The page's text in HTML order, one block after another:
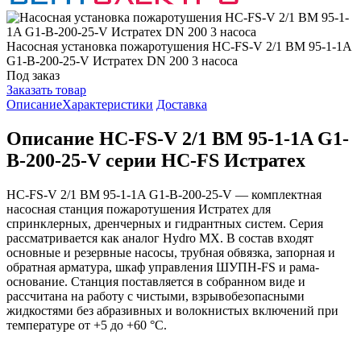
Насосная установка пожаротушения HC-FS-V 2/1 BM 95-1-1A
G1-B-200-25-V Истратех DN 200 3 насоса
Под заказ
Заказать товар
ОписаниеХарактеристики Доставка
Описание HC-FS-V 2/1 BM 95-1-1A G1-
B-200-25-V серии HC-FS Истратех
HC-FS-V 2/1 BM 95-1-1A G1-B-200-25-V — комплектная
насосная станция пожаротушения Истратех для
спринклерных, дренчерных и гидрантных систем. Серия
рассматривается как аналог Hydro MX. В состав входят
основные и резервные насосы, трубная обвязка, запорная и
обратная арматура, шкаф управления ШУПН-FS и рама-
основание. Станция поставляется в собранном виде и
рассчитана на работу с чистыми, взрывобезопасными
жидкостями без абразивных и волокнистых включений при
температуре от +5 до +60 °С.